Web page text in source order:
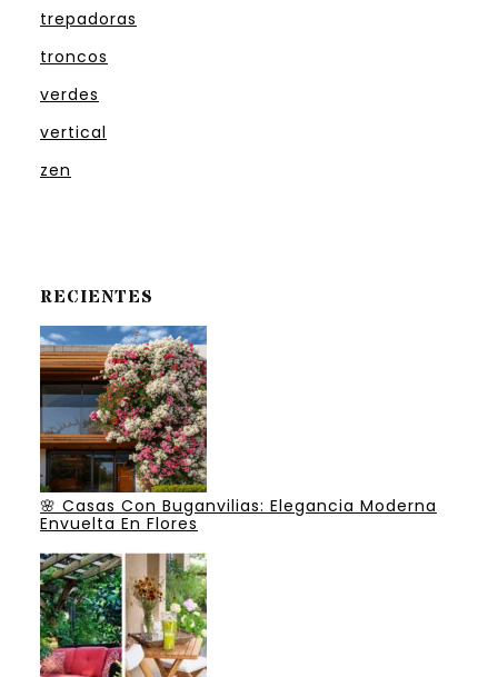
trepadoras
troncos
verdes
vertical
zen
RECIENTES
🌸 Casas Con Buganvilias: Elegancia Moderna
Envuelta En Flores